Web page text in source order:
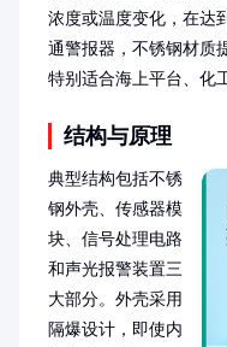
浓度或温度变化，在达
通警报器，不锈钢材质
特别适合海上平台、化
结构与原理
典型结构包括不锈
钢外壳、传感器模
块、信号处理电路
和声光报警装置三
大部分。外壳采用
隔爆设计，即使内